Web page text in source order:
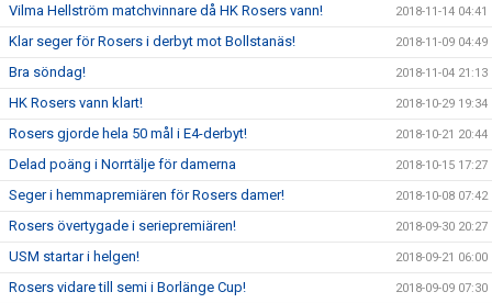
Vilma Hellström matchvinnare då HK Rosers vann! 2018-11-14 04:41
Klar seger för Rosers i derbyt mot Bollstanäs! 2018-11-09 04:49
Bra söndag! 2018-11-04 21:13
HK Rosers vann klart! 2018-10-29 19:34
Rosers gjorde hela 50 mål i E4-derbyt! 2018-10-21 20:44
Delad poäng i Norrtälje för damerna 2018-10-15 17:27
Seger i hemmapremiären för Rosers damer! 2018-10-08 07:42
Rosers övertygade i seriepremiären! 2018-09-30 20:27
USM startar i helgen! 2018-09-21 06:00
Rosers vidare till semi i Borlänge Cup! 2018-09-09 07:30